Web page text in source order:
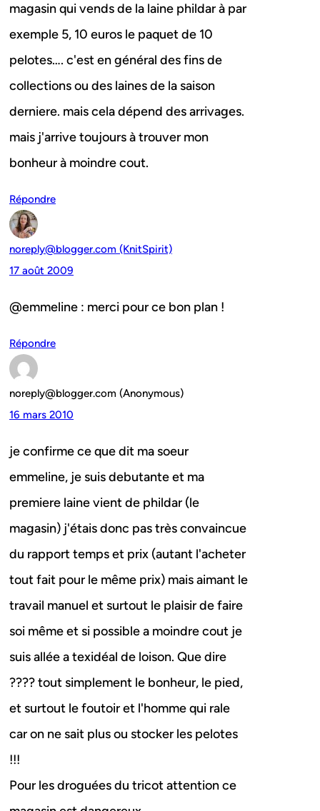
magasin qui vends de la laine phildar à par
exemple 5, 10 euros le paquet de 10
pelotes…. c'est en général des fins de
collections ou des laines de la saison
derniere. mais cela dépend des arrivages.
mais j'arrive toujours à trouver mon
bonheur à moindre cout.
Répondre
noreply@blogger.com (KnitSpirit)
17 août 2009
@emmeline : merci pour ce bon plan !
Répondre
noreply@blogger.com (Anonymous)
16 mars 2010
je confirme ce que dit ma soeur
emmeline, je suis debutante et ma
premiere laine vient de phildar (le
magasin) j'étais donc pas très convaincue
du rapport temps et prix (autant l'acheter
tout fait pour le même prix) mais aimant le
travail manuel et surtout le plaisir de faire
soi même et si possible a moindre cout je
suis allée a texidéal de loison. Que dire
???? tout simplement le bonheur, le pied,
et surtout le foutoir et l'homme qui rale
car on ne sait plus ou stocker les pelotes
!!!
Pour les droguées du tricot attention ce